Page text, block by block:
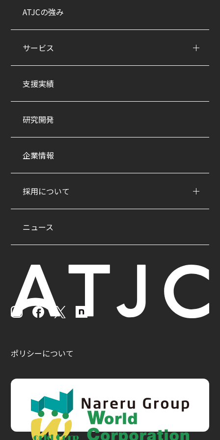
ATJCの強み
サービス
支援実績
研究開発
企業情報
採用について
ニュース
ポリシーについて